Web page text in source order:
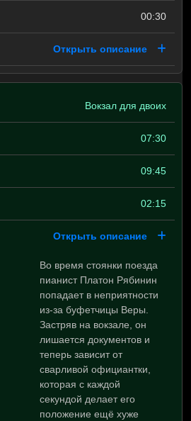
00:30
Открыть описание
Вокзал для двоих
07:30
09:45
02:15
Открыть описание
Во время стоянки поезда
пианист Платон Рябинин
попадает в неприятности
из-за буфетчицы Веры.
Застряв на вокзале, он
лишается документов и
теперь зависит от
сварливой официантки,
которая с каждой
секундой делает его
положение ещё хуже